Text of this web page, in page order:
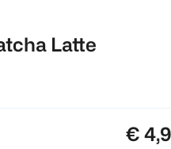
Latte
€